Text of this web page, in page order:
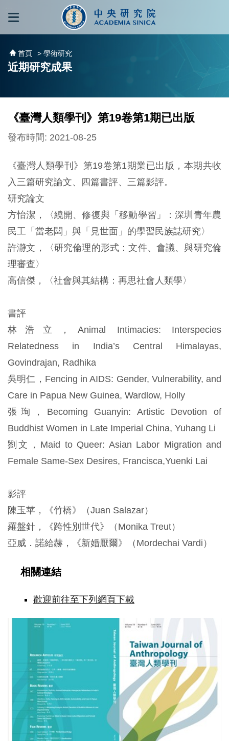
跳到主要內容區塊
首頁 > 學術研究
近期研究成果
《臺灣人類學刊》第19卷第1期已出版
發布時間: 2021-08-25
《臺灣人類學刊》第19卷第1期業已出版，本期共收
入三篇研究論文、四篇書評、三篇影評。
研究論文
方怡潔，〈繞開、修復與「移動學習」：深圳青年農
民工「當老闆」與「見世面」的學習民族誌研究〉
許瀞文，〈研究倫理的形式：文件、會議、與研究倫
理審查〉
高信傑，〈社會與其結構：再思社會人類學〉
書評
林浩立，Animal Intimacies: Interspecies
Relatedness in India’s Central Himalayas,
Govindrajan, Radhika
吳明仁，Fencing in AIDS: Gender, Vulnerability, and
Care in Papua New Guinea, Wardlow, Holly
張珣，Becoming Guanyin: Artistic Devotion of
Buddhist Women in Late Imperial China, Yuhang Li
劉文，Maid to Queer: Asian Labor Migration and
Female Same-Sex Desires, Francisca,Yuenki Lai
影評
陳玉苹，《竹橋》（Juan Salazar）
羅盤針，《跨性別世代》（Monika Treut）
亞威．諾給赫，《新婚厭爾》（Mordechai Vardi）
相關連結
歡迎前往至下列網頁下載